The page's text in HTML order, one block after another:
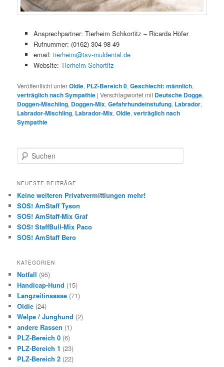
Ansprechpartner: Tierheim Schkortitz – Ricarda Höfer
Rufnummer: (0162) 304 98 49
email: tierheim@tsv-muldental.de
Website: Tierheim Schortitz
Veröffentlicht unterOldie, PLZ-Bereich 0,Geschlecht: männlich,
verträglich nach Sympathie |Verschlagwortet mit Deutsche Dogge,
Doggen-Mischling, Doggen-Mix,Gefahrhundeinstufung, Labrador,
Labrador-Mischling, Labrador-Mix,Oldie,verträglich nach
Sympathie
u
h
n
NEUESTE BEITRÄGE
Keine weiteren Privatvermittlungen mehr!
SOS! AmStaff Tyson
SOS! AmStaff-Mix Graf
SOS! StaffBull-Mix Paco
SOS! AmStaff Bero
KATEGORIEN
Notfall (95)
Handicap-Hund (15)
Langzeitinsasse (71)
Oldie (24)
Welpe / Junghund (2)
andere Rassen (1)
PLZ-Bereich 0 (6)
PLZ-Bereich 1 (23)
PLZ-Bereich 2 (22)